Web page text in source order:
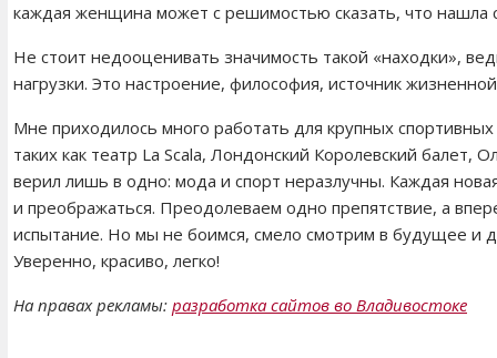
каждая женщина может с решимостью сказать, что нашла
Не стоит недооценивать значимость такой «находки»,
нагрузки. Это настроение, философия, источник
Мне приходилось много работать для крупных
таких как театр La Scala, Лондонский Королевский балет,
верил лишь в одно: мода и спорт неразлучны. Каждая
и преображаться. Преодолеваем одно препятствие, а
испытание. Но мы не боимся, смело смотрим в будущее и
Уверенно, красиво, легко!
На правах рекламы: разработка сайтов во Владивостоке